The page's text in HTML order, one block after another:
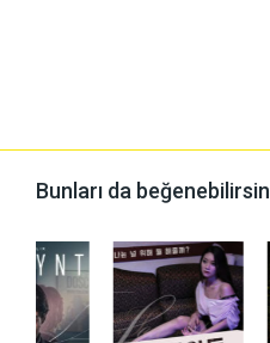
Bunları da beğenebilirsin